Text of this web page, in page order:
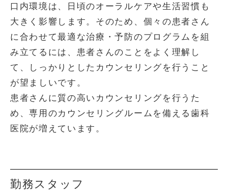
口内環境は、日頃のオーラルケアや生活習慣も
大きく影響します。そのため、個々の患者さん
に合わせて最適な治療・予防のプログラムを組
み立てるには、患者さんのことをよく理解し
て、しっかりとしたカウンセリングを行うこと
が望ましいです。
患者さんに質の高いカウンセリングを行うた
め、専用のカウンセリングルームを備える歯科
医院が増えています。
勤務スタッフ